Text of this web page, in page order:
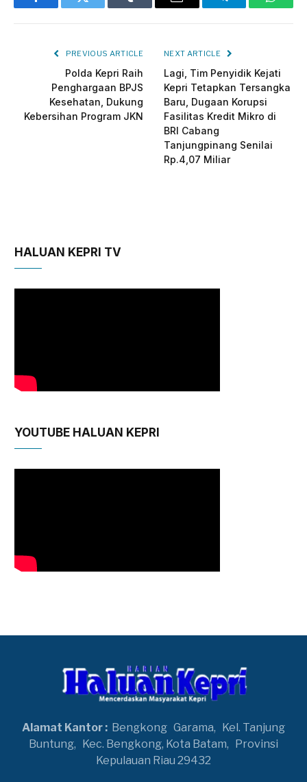
FacebookTwitter Tumblr Email Telegram
PREVIOUS ARTICLE
‎Polda Kepri Raih
Penghargaan BPJS
Kesehatan, Dukung
Kebersihan Program JKN
NEXT ARTICLE
Lagi, Tim Penyidik Kejati
Kepri Tetapkan Tersangka
Baru, Dugaan Korupsi
Fasilitas Kredit Mikro di
BRI Cabang
Tanjungpinang Senilai
Rp.4,07 Miliar
HALUAN KEPRI TV
YOUTUBE HALUAN KEPRI
Alamat Kantor : Bengkong Garama,
Kel. Tanjung
Buntung,
Kec. Bengkong, Kota Batam,
Provinsi
Kepulauan Riau 29432